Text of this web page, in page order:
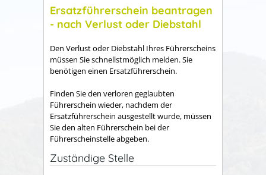
Ersatzführerschein beantragen
- nach Verlust oder Diebstahl
Den Verlust oder Diebstahl Ihres Führerscheins
müssen Sie schnellstmöglich melden. Sie
benötigen einen Ersatzführerschein.
Finden Sie den verloren geglaubten
Führerschein wieder, nachdem der
Ersatzführerschein ausgestellt wurde, müssen
Sie den alten Führerschein bei der
Führerscheinstelle abgeben.
Zuständige Stelle